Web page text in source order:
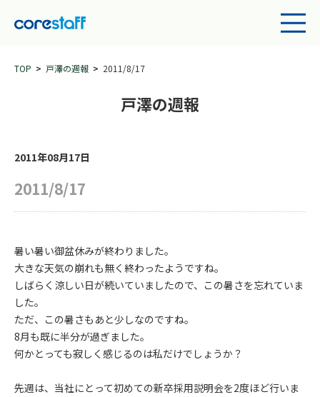
TOP 戸澤の週報 2011/8/17
戸澤の週報
2011年08月17日
2011/8/17
暑い暑い御盆休みが終わりました。
大きな天気の崩れも無く終わったようですね。
しばらく涼しい日が続いていましたので、この暑さを忘れていま
した。
ただ、この暑さもあと少しなのですね。
8月も既に半分が過ぎました。
何かとっても寂しく感じるのは私だけでしょうか？
先週は、当社にとって初めての新卒採用説明会を2度ほど行いま